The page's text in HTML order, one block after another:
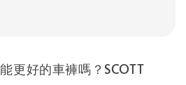
更好的車褲嗎？SCOTT